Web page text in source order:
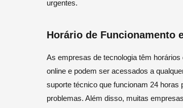
urgentes.
Horário de Funcionamento
As empresas de tecnologia têm
online e podem ser acessados a
suporte técnico que funcionam 24
problemas. Além disso, muitas